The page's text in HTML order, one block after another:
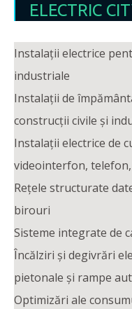
ELECTRIC
Instalații electrice
industriale
Instalații de
construcții civile și
Instalații electrice de
videointerfon,
Rețele structurate
birouri
Sisteme integrate de
Încălziri și degivrări
pietonale și rampe
Optimizări ale